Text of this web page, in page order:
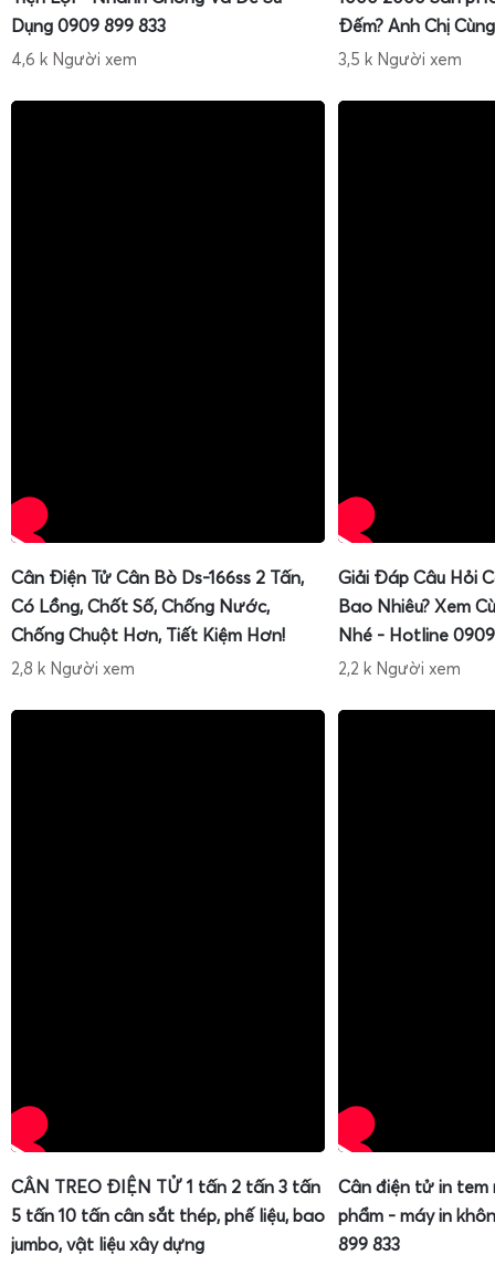
Dụng 0909 899 833
4,6 k Người xem
Đếm? Anh Chị
3,5 k Người xem
Cân Điện Tử Cân Bò Ds-166ss 2 Tấn,
Có Lồng, Chốt Số, Chống Nước,
Chống Chuột Hơn, Tiết Kiệm Hơn!
2,8 k Người xem
Giải Đáp Câu Hỏi
Bao Nhiêu? Xem
Nhé - Hotline
2,2 k Người xem
CÂN TREO ĐIỆN TỬ 1 tấn 2 tấn 3 tấn
5 tấn 10 tấn cân sắt thép, phế liệu, bao
jumbo, vật liệu xây dựng
Cân điện tử in tem
phẩm - máy in
899 833